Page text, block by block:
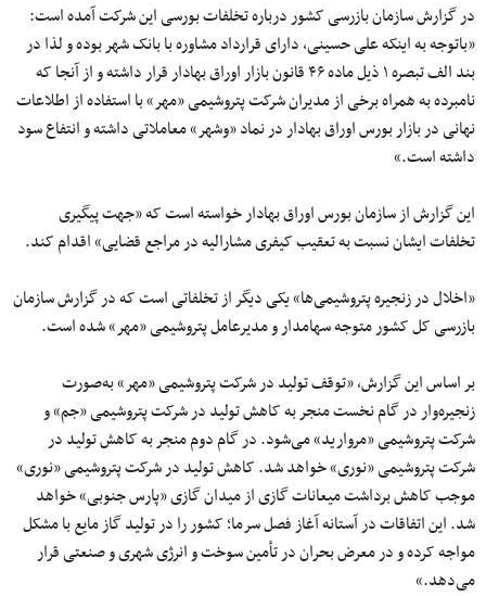
در گزارش سازمان بازرسی کشور درباره‌ تخلفات بورسی این شرکت آمده است:
«باتوجه به اینکه علی حسینی، دارای قرارداد مشاوره با بانک شهر بوده و لذا در
بند الف تبصره ۱ ذیل ماده ۴۶ قانون بازار اوراق بهادار قرار داشته و از آنجا که
نامبرده به همراه برخی از مدیران شرکت پتروشیمی «مهر» با استفاده از اطلاعات
نهانی در بازار بورس اوراق بهادار در نماد «وشهر» معاملاتی داشته و انتفاع سود
داشته است.»
این گزارش از سازمان بورس اوراق بهادار خواسته است که «جهت پیگیری
تخلفات ایشان نسبت به تعقیب کیفری مشارالیه در مراجع قضایی» اقدام کند.
«اخلال در زنجیره پتروشیمی‌ها» یکی دیگر از تخلفاتی است که در گزارش سازمان
بازرسی کل کشور متوجه سهامدار و مدیرعامل پتروشیمی «مهر» شده است.
بر اساس این گزارش، «توقف تولید در شرکت پتروشیمی «مهر» به‌صورت
زنجیره‌وار در گام نخست منجر به کاهش تولید در شرکت‌ پتروشیمی «جم» و
شرکت پتروشیمی «مروارید» می‌شود. در گام دوم منجر به کاهش تولید در
شرکت پتروشیمی «نوری» خواهد شد. کاهش تولید در شرکت پتروشیمی «نوری»
موجب کاهش برداشت میعانات گازی از میدان گازی «پارس جنوبی» خواهد
شد. این اتفاقات در آستانه آغاز فصل سرما؛ کشور را در تولید گاز مایع با مشکل
مواجه کرده و در معرض بحران در تأمین سوخت و انرژی شهری و صنعتی قرار
می‌دهد.»